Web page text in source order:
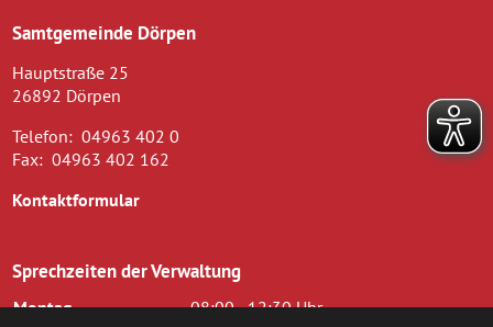
Samtgemeinde Dörpen
Hauptstraße 25
26892 Dörpen
Telefon: 04963 402 0
Fax: 04963 402 162
Kontaktformular
Sprechzeiten der Verwaltung
Montag
08:00 - 12:30 Uhr